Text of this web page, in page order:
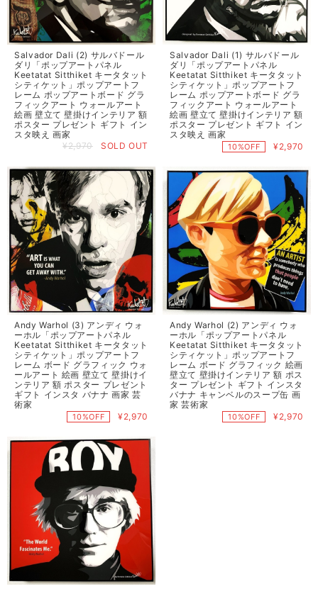
Salvador Dali (2) サルバドール
ダリ「ポップアートパネル
Keetatat Sitthiket キータタット
シティケット」ポップアートフ
レーム ポップアートボード グラ
フィックアート ウォールアート
絵画 壁立て 壁掛けインテリア 額
ポスター プレゼント ギフト イン
スタ映え 画家
¥2,970
SOLD OUT
Salvador Dali (1) サルバドール
ダリ「ポップアートパネル
Keetatat Sitthiket キータタット
シティケット」ポップアートフ
レーム ポップアートボード グラ
フィックアート ウォールアート
絵画 壁立て 壁掛けインテリア 額
ポスター プレゼント ギフト イン
スタ映え 画家
10%OFF ¥2,970
Andy Warhol (3) アンディ ウォ
ーホル「ポップアートパネル
Keetatat Sitthiket キータタット
シティケット」ポップアートフ
レーム ボード グラフィック ウォ
ールアート 絵画 壁立て 壁掛けイ
ンテリア 額 ポスター プレゼント
ギフト インスタ バナナ 画家 芸
術家
10%OFF ¥2,970
Andy Warhol (2) アンディ ウォ
ーホル「ポップアートパネル
Keetatat Sitthiket キータタット
シティケット」ポップアートフ
レーム ボード グラフィック 絵画
壁立て 壁掛けインテリア 額 ポス
ター プレゼント ギフト インスタ
バナナ キャンベルのスープ缶 画
家 芸術家
10%OFF ¥2,970